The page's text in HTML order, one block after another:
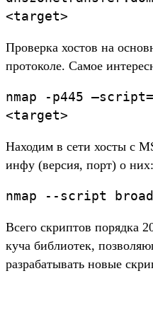
<target>
Проверка хостов на
протоколе. Самое
nmap -p445
<target>
Находим в сети хосты с
инфу (версия, порт) о них:
nmap --script
Всего скриптов порядка
куча библиотек,
разрабатывать новые